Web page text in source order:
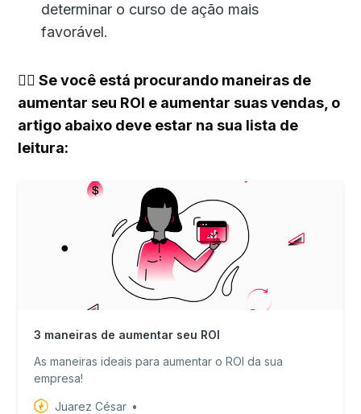
determinar o curso de ação mais
favorável.
👉🏻 Se você está procurando maneiras de
aumentar seu ROI e aumentar suas vendas, o
artigo abaixo deve estar na sua lista de
leitura:
3 maneiras de aumentar seu ROI
As maneiras ideais para aumentar o ROI da sua
empresa!
Juarez César